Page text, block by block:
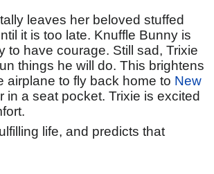
leaves her beloved stuffed
it is too late. Knuffle Bunny is
to have courage. Still sad, Trixie
things he will do. This brightens
airplane to fly back home to New
a seat pocket. Trixie is excited
life, and predicts that